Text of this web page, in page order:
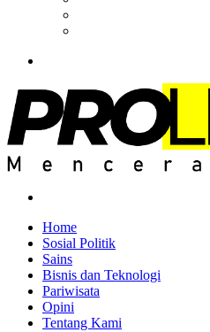
Home
Sosial Politik
Sains
Bisnis dan Teknologi
Pariwisata
Opini
Tentang Kami